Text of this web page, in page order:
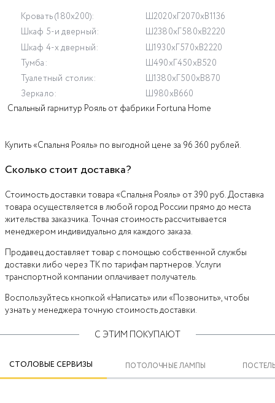
Кровать (180х200):
Ш2020хГ2070хВ1136
Шкаф 5-и дверный:
Ш2380хГ580хВ2220
Шкаф 4-х дверный:
Ш1930хГ570хВ2220
Тумба:
Ш490хГ450хВ520
Туалетный столик:
Ш1380хГ500хВ870
Зеркало:
Ш980хВ660
Спальный гарнитур Рояль от фабрики Fortuna Home
Купить «Спальня Рояль» по выгодной цене за 96 360 рублей.
Сколько стоит доставка?
Стоимость доставки товара «Спальня Рояль» от 390 руб. Доставка
товара осуществляется в любой город России прямо до места
жительства заказчика. Точная стоимость рассчитывается
менеджером индивидуально для каждого заказа.
Продавец доставляет товар с помощью собственной службы
доставки либо через ТК по тарифам партнеров. Услуги
транспортной компании оплачивает получатель.
Воспользуйтесь кнопкой «Написать» или «Позвонить», чтобы
узнать у менеджера точную стоимость доставки.
С ЭТИМ ПОКУПАЮТ
СТОЛОВЫЕ СЕРВИЗЫ ПОТОЛОЧНЫЕ ЛАМПЫ